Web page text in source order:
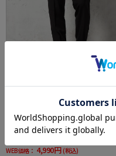
【ストレッチ】パンツスラックスノータ
ドライパンツウォッシャブルnero【スリム
ザイン】
価格： 6,589円 (税込)
WEB価格： 4,990円 (税込)